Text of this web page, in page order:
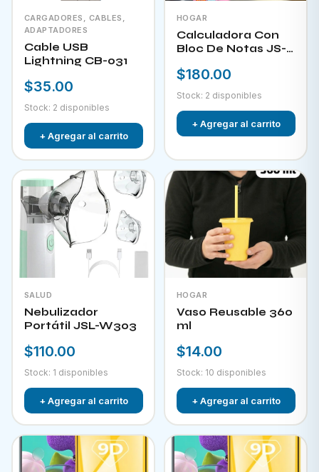
CARGADORES, CABLES,
ADAPTADORES
Cable USB
Lightning CB-031
$35.00
Stock: 2 disponibles
+ Agregar al carrito
HOGAR
Calculadora Con
Bloc De Notas JS-
$180.00
Stock: 2 disponibles
+ Agregar al carrito
SALUD
Nebulizador
Portátil JSL-W303
$110.00
Stock: 1 disponibles
+ Agregar al carrito
HOGAR
Vaso Reusable 360
ml
$14.00
Stock: 10 disponibles
+ Agregar al carrito